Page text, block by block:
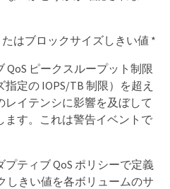
たはブロックサイズしきい値 *
QoS ピークスループット制限
指定の IOPS/TB 制限）を超え
レイテンシに影響を及ぼして
ます。これは警告イベントで
ティブ QoS ポリシーで定義
しきい値を各ボリュームのサ